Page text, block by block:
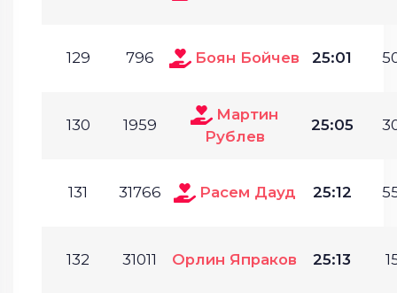
129 796 Боян Бойчев 25:01
130 1959
Мартин
Рублев
25:05
131 31766 Расем Дауд 25:12
132 31011 Орлин Япраков 25:13